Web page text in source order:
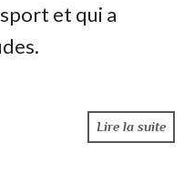
et qui a
Lire la suite